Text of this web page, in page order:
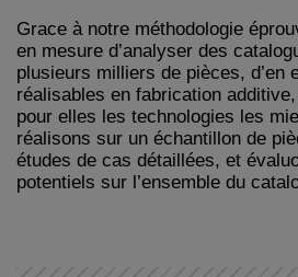
Grace à notre méthodologie
en mesure d’analyser des
plusieurs milliers de pièces, d’en
réalisables en fabrication
pour elles les technologies les
réalisons sur un échantillon de
études de cas détaillées, et
potentiels sur l’ensemble du